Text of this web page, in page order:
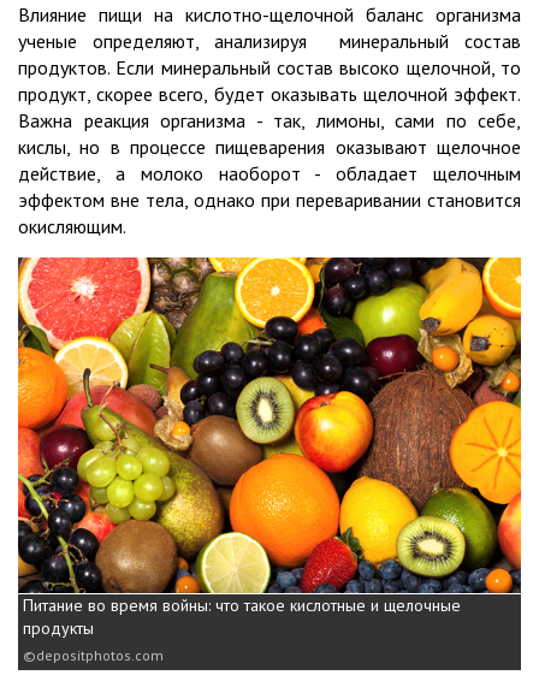
Влияние пищи на кислотно-щелочной баланс организма
ученые определяют, анализируя минеральный состав
продуктов. Если минеральный состав высоко щелочной, то
продукт, скорее всего, будет оказывать щелочной эффект.
Важна реакция организма - так, лимоны, сами по себе,
кислы, но в процессе пищеварения оказывают щелочное
действие, а молоко наоборот - обладает щелочным
эффектом вне тела, однако при переваривании становится
окисляющим.
Питание во время войны: что такое кислотные и щелочные
продукты
depositphotos.com